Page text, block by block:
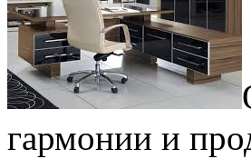
гармонии и